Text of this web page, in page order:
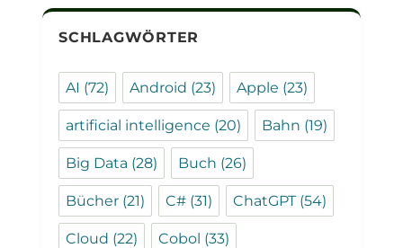
SCHLAGWÖRTER
AI (72) Android (23) Apple (23)
artificial intelligence (20) Bahn (19)
Big Data (28) Buch (26)
Bücher (21) C# (31) ChatGPT(54)
Cloud (22) Cobol (33)